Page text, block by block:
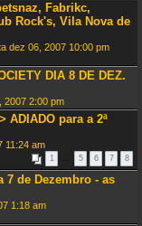
Fabrikc,
Rock's, Vila Nova de
dez 06, 2007 10:00 pm
DIA 8 DE DEZ.
2007 2:00 pm
ADIADO para a 2ª
11:24 am
1 … 5 6 7 8
7 de Dezembro - as
1:18 am